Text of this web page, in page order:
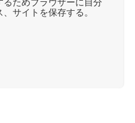
ためブラウザーに自分
サイトを保存する。